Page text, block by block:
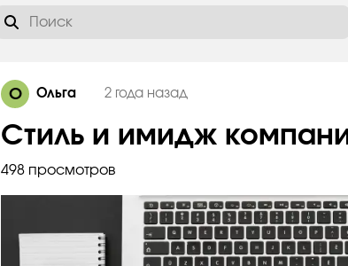
О Ольга 2 года назад
Стиль и имидж
498 просмотров